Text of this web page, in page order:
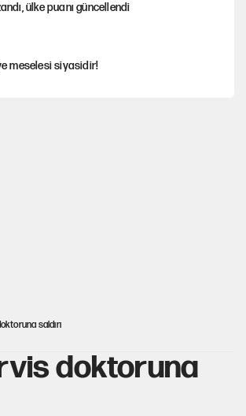
ülke puanı güncellendi
meselesi siyasidir!
saldırı
doktoruna